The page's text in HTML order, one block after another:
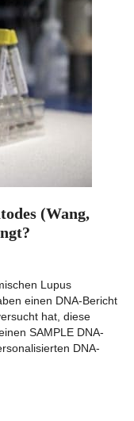
(Wang,
Lupus
einen DNA-Bericht
hat, diese
SAMPLE DNA-
DNA-